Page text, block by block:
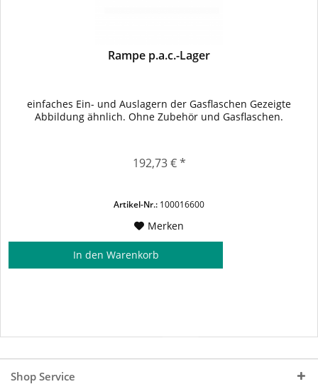
Rampe p.a.c.-Lager
einfaches Ein- und Auslagern der Gasflaschen Gezeigte
Abbildung ähnlich. Ohne Zubehör und Gasflaschen.
192,73 € *
Artikel-Nr.: 100016600
Merken
In den Warenkorb
Shop Service